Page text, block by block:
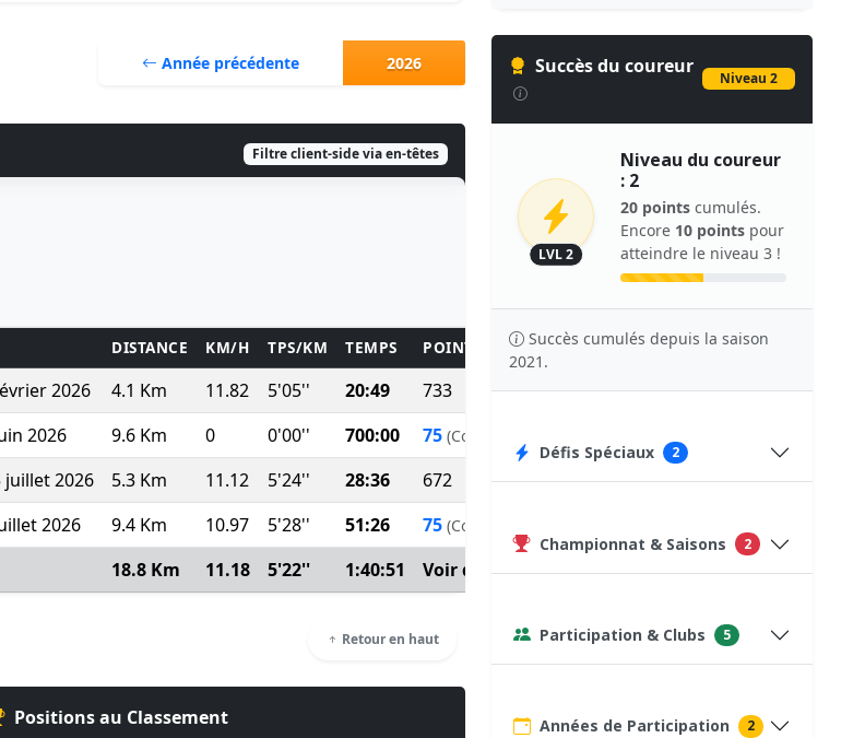
Année précédente 2026
Filtre client-side via en-têtes
DISTANCE KM/H TPS/KM TEMPS POINTS
2026 4.1 Km 11.82 5'05'' 20:49
733
2026 9.6 Km 0 0'00'' 700:00 75 (Course type P)
juillet 2026 5.3 Km 11.12 5'24'' 28:36
672
2026 9.4 Km 10.97 5'28'' 51:26 75 (Course type P)
18.8 Km 11.18 5'22'' 1:40:51 Voir détails
Retour en haut
Positions au Classement
Succès du coureur
Niveau 2
LVL 2
Niveau du coureur
: 2
20 points cumulés.
Encore 10 points pour
atteindre le niveau 3 !
Succès cumulés depuis la saison
2021.
Défis Spéciaux 2
Championnat & Saisons 2
Participation & Clubs 5
Années de Participation 2